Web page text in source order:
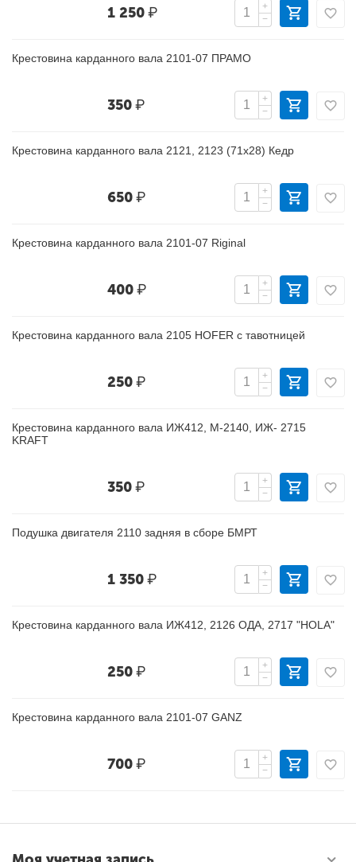
1 250₽
+
−
Крестовина карданного вала 2101-07 ПРАМО
350₽
+
−
Крестовина карданного вала 2121, 2123 (71х28) Кедр
650₽
+
−
Крестовина карданного вала 2101-07 Riginal
400₽
+
−
Крестовина карданного вала 2105 HOFER с тавотницей
250₽
+
−
Крестовина карданного вала ИЖ412, М-2140, ИЖ- 2715
KRAFT
350₽
+
−
Подушка двигателя 2110 задняя в сборе БМРТ
1 350₽
+
−
Крестовина карданного вала ИЖ412, 2126 ОДА, 2717 "HOLA"
250₽
+
−
Крестовина карданного вала 2101-07 GANZ
700₽
+
−